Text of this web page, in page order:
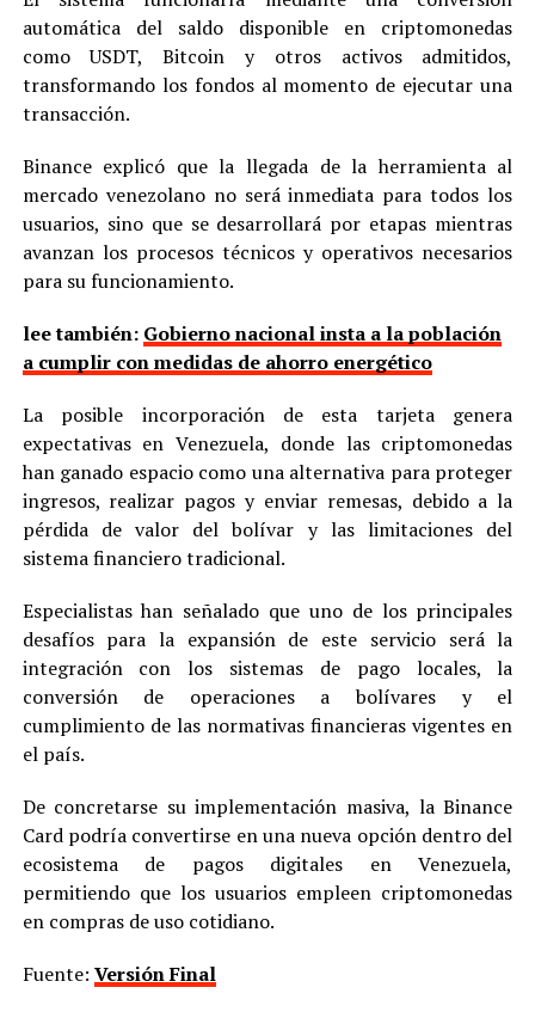
automática del saldo disponible en criptomonedas
como USDT, Bitcoin y otros activos admitidos,
transformando los fondos al momento de ejecutar una
transacción.
Binance explicó que la llegada de la herramienta al
mercado venezolano no será inmediata para todos los
usuarios, sino que se desarrollará por etapas mientras
avanzan los procesos técnicos y operativos necesarios
para su funcionamiento.
lee también: Gobierno nacional insta a la población
a cumplir con medidas de ahorro energético
La posible incorporación de esta tarjeta genera
expectativas en Venezuela, donde las criptomonedas
han ganado espacio como una alternativa para proteger
ingresos, realizar pagos y enviar remesas, debido a la
pérdida de valor del bolívar y las limitaciones del
sistema financiero tradicional.
Especialistas han señalado que uno de los principales
desafíos para la expansión de este servicio será la
integración con los sistemas de pago locales, la
conversión de operaciones a bolívares y el
cumplimiento de las normativas financieras vigentes en
el país.
De concretarse su implementación masiva, la Binance
Card podría convertirse en una nueva opción dentro del
ecosistema de pagos digitales en Venezuela,
permitiendo que los usuarios empleen criptomonedas
en compras de uso cotidiano.
Fuente: Versión Final